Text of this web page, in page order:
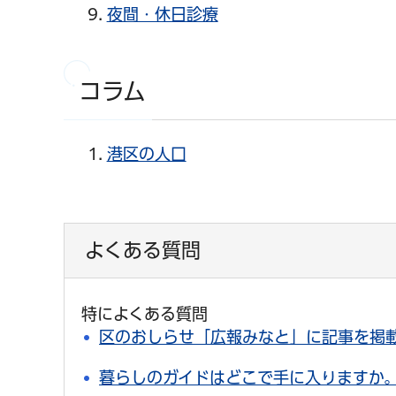
夜間・休日診療
コラム
港区の人口
よくある質問
特によくある質問
区のおしらせ「広報みなと」に記事を掲
暮らしのガイドはどこで手に入りますか。